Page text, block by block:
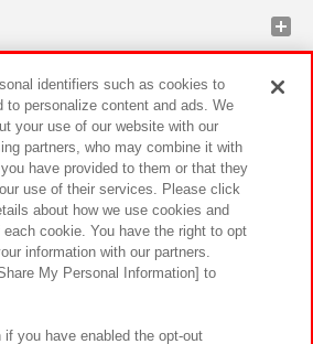
ぶ
ーン
ステナビリティ
サイトポリシー
identifiers such as cookies to
to personalize content and ads. We
your use of our website with our
partners, who may combine it with
have provided to them or that they
use of their services. Please click
about how we use cookies and
cookie. You have the right to opt
information with our partners.
My Personal Information] to
if you have enabled the opt-out